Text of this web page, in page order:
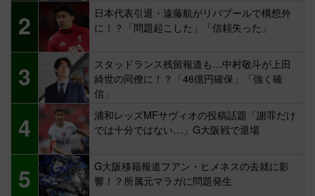
2
日本代表引退・遠藤航がリバプールで構想外
に！？「問題起こした」「信頼失った」
3
スタッドランス残留報道も…中村敬斗が上田
綺世の同僚に！？「46億円確保」「強く確
信」
4
浦和レッズMFサヴィオの投稿話題「謝罪だけ
では十分ではない…」G大阪戦で退場
5
G大阪移籍報道フアン・ヒメネスの去就に影
響！？所属元マラガに問題発生